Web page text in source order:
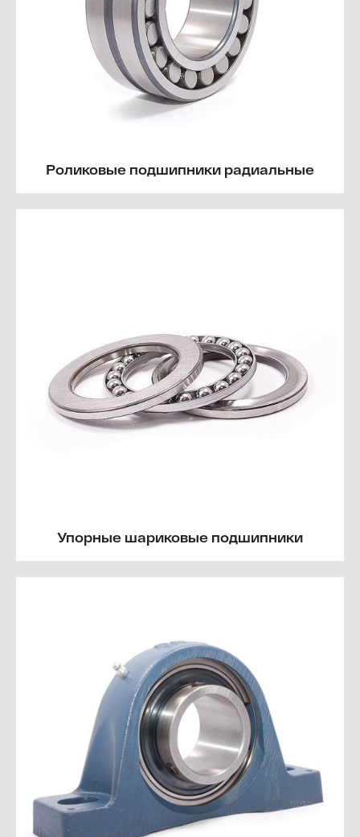
Роликовые подшипники радиальные
Упорные шариковые подшипники